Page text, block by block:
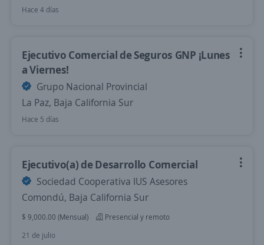
Hace 4 días
Ejecutivo Comercial de Seguros GNP ¡Lunes
a Viernes!
Grupo Nacional Provincial
La Paz, Baja California Sur
Hace 5 días
Ejecutivo(a) de Desarrollo Comercial
Sociedad Cooperativa IUS Asesores
Comondú, Baja California Sur
$ 9,000.00 (Mensual)
Presencial y remoto
21 de julio